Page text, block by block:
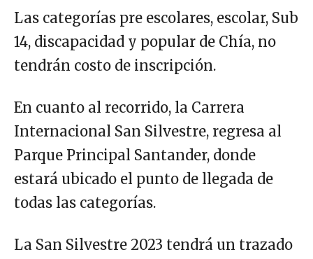
Las categorías pre escolares, escolar, Sub
14, discapacidad y popular de Chía, no
tendrán costo de inscripción.
En cuanto al recorrido, la Carrera
Internacional San Silvestre, regresa al
Parque Principal Santander, donde
estará ubicado el punto de llegada de
todas las categorías.
La San Silvestre 2023 tendrá un trazado